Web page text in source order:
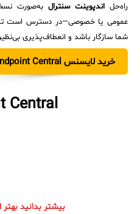
راه‌حل اندپوینت سنترال به‌صورت
عمومی یا خصوصی—در دسترس است تا
شما سازگار باشد و انعطاف‌پذیری
خرید لایسنس Endpoint Central
Central
بیشتر بدانید